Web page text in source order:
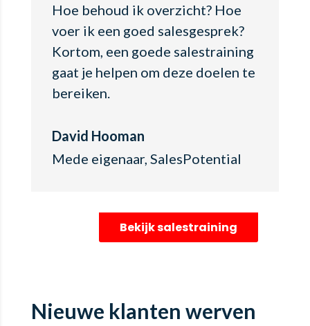
Hoe behoud ik overzicht? Hoe
voer ik een goed salesgesprek?
Kortom, een goede salestraining
gaat je helpen om deze doelen te
bereiken.
David Hooman
Mede eigenaar, SalesPotential
Bekijk salestraining
Nieuwe klanten werven